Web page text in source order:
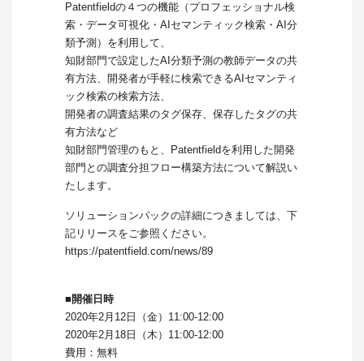
Patentfieldの４つの機能（プロフェッショナル検
索・ データ可視化・AIセマンティック検索・AI分
類予測） を利用して、
知財部門で設定したAI分類予測の教師データの共
有方法、 開発者が手軽に検索できるAIセマンティ
ック検索の検索方法、
開発者の調査結果のタグ保存、保存したタグの共
有方法など
知財部門管理のもと、
Patentfieldを利用した開発
部門との調査分担フロー構築方法について解説い
たします。
ソリューションパックの詳細につきましては、下
記リリースをご参照ください。
https://patentfield.com/news/89
■開催日時
2020年2月12日（金）11:00-12:00
2020年2月18日（木）11:00-12:00
費用：無料